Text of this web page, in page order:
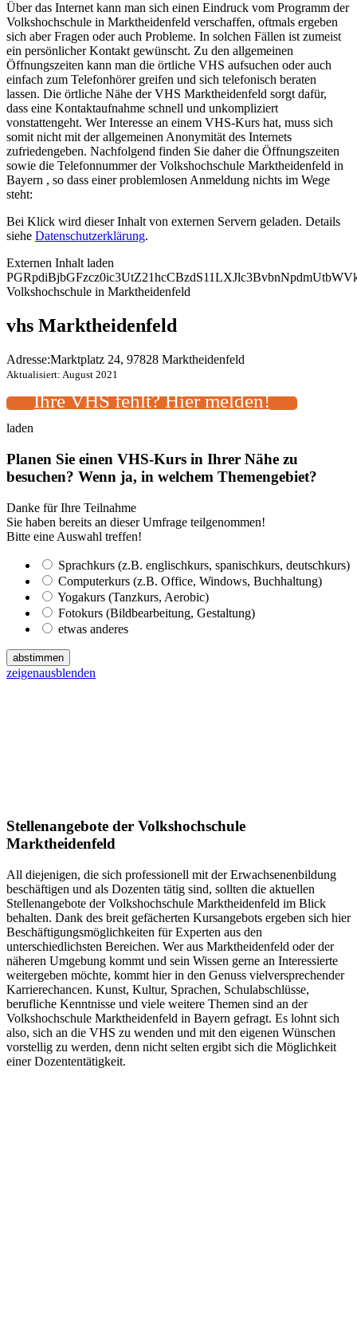
Über das Internet kann man sich einen Eindruck vom Programm der
Volkshochschule in Marktheidenfeld verschaffen, oftmals ergeben
sich aber Fragen oder auch Probleme. In solchen Fällen ist zumeist
ein persönlicher Kontakt gewünscht. Zu den allgemeinen
Öffnungszeiten kann man die örtliche VHS aufsuchen oder auch
einfach zum Telefonhörer greifen und sich telefonisch beraten
lassen. Die örtliche Nähe der VHS Marktheidenfeld sorgt dafür,
dass eine Kontaktaufnahme schnell und unkompliziert
vonstattengeht. Wer Interesse an einem VHS-Kurs hat, muss sich
somit nicht mit der allgemeinen Anonymität des Internets
zufriedengeben. Nachfolgend finden Sie daher die Öffnungszeiten
sowie die Telefonnummer der Volkshochschule Marktheidenfeld in
Bayern , so dass einer problemlosen Anmeldung nichts im Wege
steht:
Bei Klick wird dieser Inhalt von externen Servern geladen. Details
siehe Datenschutzerklärung.
Externen Inhalt laden
Volkshochschule in Marktheidenfeld
vhs Marktheidenfeld
Adresse:Marktplatz 24, 97828 Marktheidenfeld
Aktualisiert: August 2021
Ihre VHS fehlt? Hier melden!
laden
Planen Sie einen VHS-Kurs in Ihrer Nähe zu
besuchen? Wenn ja, in welchem Themengebiet?
Danke für Ihre Teilnahme
Sie haben bereits an dieser Umfrage teilgenommen!
Bitte eine Auswahl treffen!
Sprachkurs (z.B. englischkurs, spanischkurs, deutschkurs)
Computerkurs (z.B. Office, Windows, Buchhaltung)
Yogakurs (Tanzkurs, Aerobic)
Fotokurs (Bildbearbeitung, Gestaltung)
etwas anderes
abstimmen
zeigenausblenden
Stellenangebote der Volkshochschule
Marktheidenfeld
All diejenigen, die sich professionell mit der Erwachsenenbildung
beschäftigen und als Dozenten tätig sind, sollten die aktuellen
Stellenangebote der Volkshochschule Marktheidenfeld im Blick
behalten. Dank des breit gefächerten Kursangebots ergeben sich hier
Beschäftigungsmöglichkeiten für Experten aus den
unterschiedlichsten Bereichen. Wer aus Marktheidenfeld oder der
näheren Umgebung kommt und sein Wissen gerne an Interessierte
weitergeben möchte, kommt hier in den Genuss vielversprechender
Karrierechancen. Kunst, Kultur, Sprachen, Schulabschlüsse,
berufliche Kenntnisse und viele weitere Themen sind an der
Volkshochschule Marktheidenfeld in Bayern gefragt. Es lohnt sich
also, sich an die VHS zu wenden und mit den eigenen Wünschen
vorstellig zu werden, denn nicht selten ergibt sich die Möglichkeit
einer Dozententätigkeit.